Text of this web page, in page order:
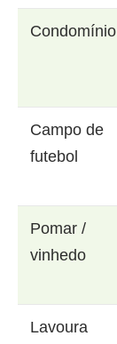
Condomínio
Campo de
futebol
Pomar /
vinhedo
Lavoura